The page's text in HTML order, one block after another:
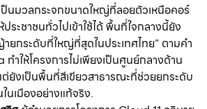
ป็นมวลกระจกขนาดใหญ่ที่ลอยตัวเหนือคอร์
ระชาชนทั่วไปเข้าใช้ได้ พื้นที่ใจกลางนี้ยัง
ยกระดับที่ใหญ่ที่สุดในประเทศไทย” ตามคำ
ำให้โครงการไม่เพียงเป็นศูนย์กลางด้าน
ยังเป็นพื้นที่สีเขียวสาธารณะที่ช่วยยกระดับ
เมืองอย่างแท้จริง.